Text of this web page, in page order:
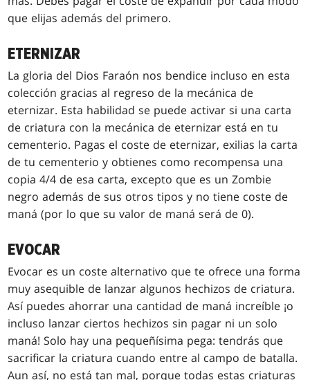
que elijas además del primero.
ETERNIZAR
La gloria del Dios Faraón nos bendice incluso en esta
colección gracias al regreso de la mecánica de
eternizar. Esta habilidad se puede activar si una carta
de criatura con la mecánica de eternizar está en tu
cementerio. Pagas el coste de eternizar, exilias la carta
de tu cementerio y obtienes como recompensa una
copia 4/4 de esa carta, excepto que es un Zombie
negro además de sus otros tipos y no tiene coste de
maná (por lo que su valor de maná será de 0).
EVOCAR
Evocar es un coste alternativo que te ofrece una forma
muy asequible de lanzar algunos hechizos de criatura.
Así puedes ahorrar una cantidad de maná increíble ¡o
incluso lanzar ciertos hechizos sin pagar ni un solo
maná! Solo hay una pequeñísima pega: tendrás que
sacrificar la criatura cuando entre al campo de batalla.
Aun así, no está tan mal, porque todas estas criaturas